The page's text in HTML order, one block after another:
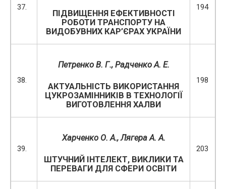
37.
ПІДВИЩЕННЯ ЕФЕКТИВНОСТІ
РОБОТИ ТРАНСПОРТУ НА
ВИДОБУВНИХ КАР’ЄРАХ УКРАЇНИ
194
38.
Петренко В. Г., Радченко А. Е.
АКТУАЛЬНІСТЬ ВИКОРИСТАННЯ
ЦУКРОЗАМІННИКІВ В ТЕХНОЛОГІЇ
ВИГОТОВЛЕННЯ ХАЛВИ
198
39.
Харченко О. А., Лягера А. А.
ШТУЧНИЙ ІНТЕЛЕКТ, ВИКЛИКИ ТА
ПЕРЕВАГИ ДЛЯ СФЕРИ ОСВІТИ
203